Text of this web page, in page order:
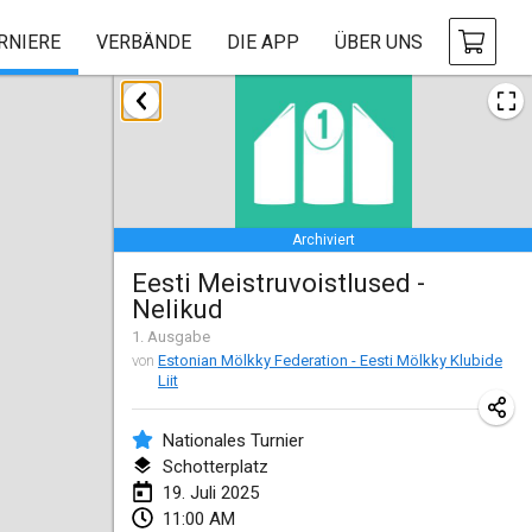
VERBÄNDE DIE APP ÜBER UNS
Archiviert
Eesti Meistruvoistlused -
Nelikud
1 . Ausgabe
von Estonian Mölkky Federation - Eesti Mölkky Klubide
Liit
Nationales Turnier
Schotterplatz
19. Juli 2025
11:00 AM
Januar 2025
Indoor Polish Open 2025 - Singles
18. Jan. 2025|Polen
Tournoi de St Max
19. Jan. 2025|Frankreich
19. Jan. 2025|Polen